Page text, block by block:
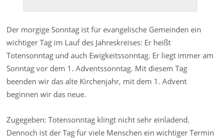
Der morgige Sonntag ist für evangelische Gemeinden ein
wichtiger Tag im Lauf des Jahreskreises: Er heißt
Totensonntag und auch Ewigkeitssonntag. Er liegt immer am
Sonntag vor dem 1. Adventssonntag. Mit diesem Tag
beenden wir das alte Kirchenjahr, mit dem 1. Advent
beginnen wir das neue.
Zugegeben: Totensonntag klingt nicht sehr einladend.
Dennoch ist der Tag für viele Menschen ein wichtiger Termin